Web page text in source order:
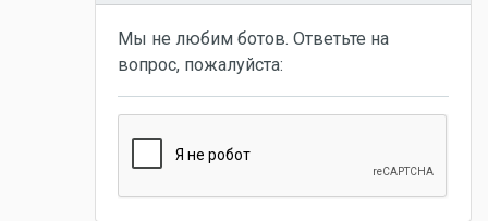
Мы не любим ботов. Ответьте на
вопрос, пожалуйста: